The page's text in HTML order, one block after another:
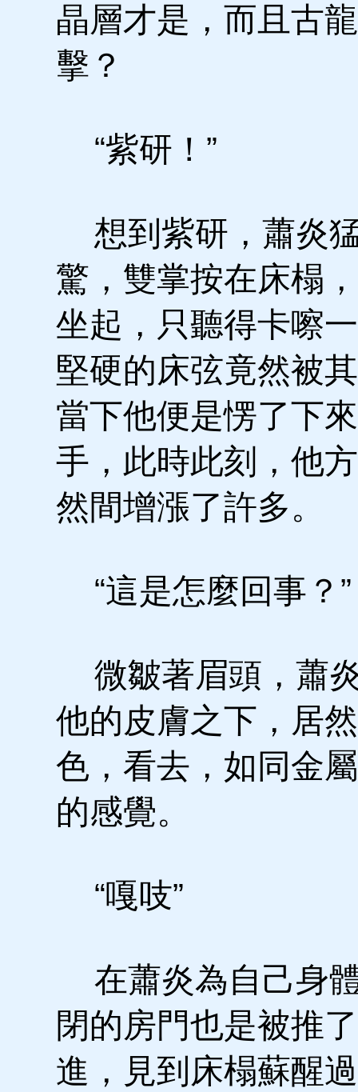
晶層才是，而且古
擊？
“紫研！”
想到紫研，蕭炎
驚，雙掌按在床榻
坐起，只聽得卡嚓
堅硬的床弦竟然被
當下他便是愣了下
手，此時此刻，他
然間增漲了許多。
“這是怎麼回事？”
微皺著眉頭，蕭
他的皮膚之下，居
色，看去，如同金
的感覺。
“嘎吱”
在蕭炎為自己身
閉的房門也是被推
進，見到床榻蘇醒